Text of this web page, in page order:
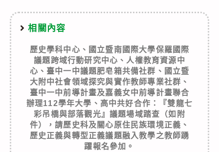
相關內容
歷史學科中心、國立暨南國際大學保羅國際
議題跨域行動研究中心、人權教育資源中
心、臺中一中議題肥皂箱共備社群、國立暨
大附中社會領域探究與實作教師專業社群、
臺中一中前導計畫及嘉義女中前導計畫聯合
辦理112學年大學、高中共好合作：『雙龍七
彩吊橋與部落觀光』議題場域踏查（如附
件），請歷史科及關心原住民族環境正義、
歷史正義與轉型正義議題融入教學之教師踴
躍報名參加。